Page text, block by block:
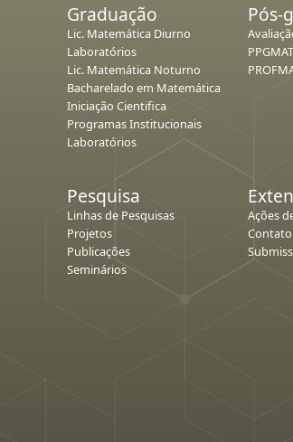
Graduação
Lic. Matemática Diurno
Laboratórios
Lic. Matemática Noturno
Bacharelado em Matemática
Iniciação Cientifica
Programas Institucionais
Laboratórios
Pós-
PPGMAT
Pesquisa
Linhas de Pesquisas
Projetos
Publicações
Seminários
Ações
Contato